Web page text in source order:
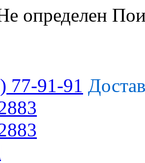
определен
77-91-91